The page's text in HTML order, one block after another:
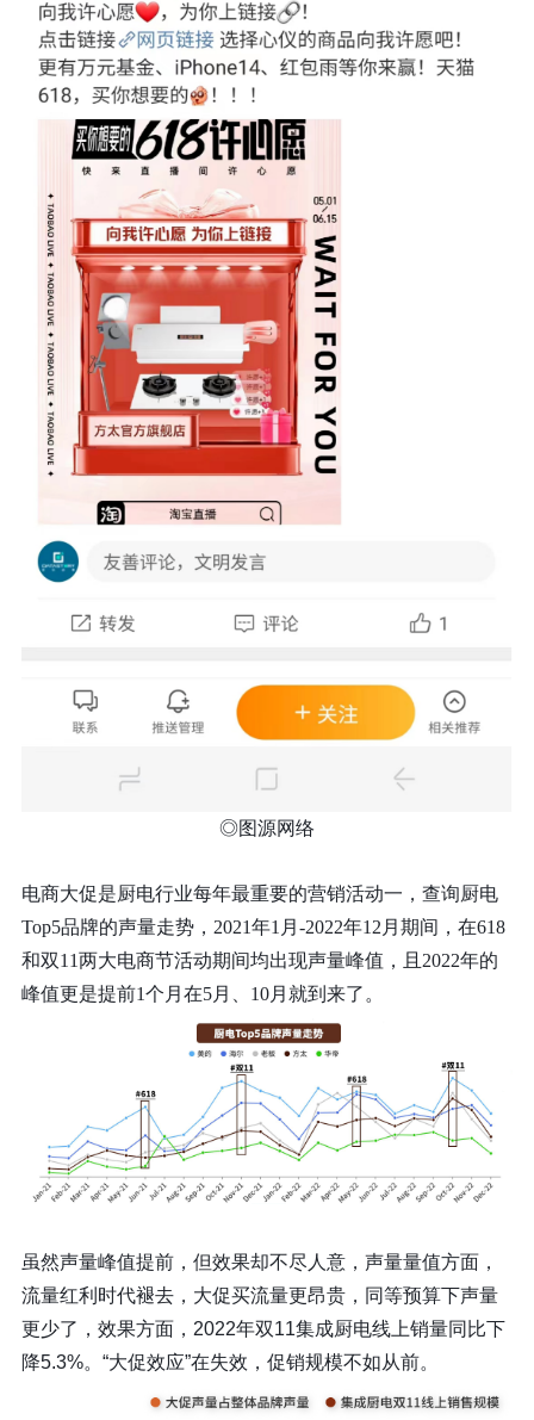
◎图源网络
电商大促是厨电行业每年最重要的营销活动一，查询厨电
Top5品牌的声量走势，2021年1月-2022年12月期间，在618
和双11两大电商节活动期间均出现声量峰值，且2022年的
峰值更是提前1个月在5月、10月就到来了。
虽然声量峰值提前，但效果却不尽人意，声量量值方面，
流量红利时代褪去，大促买流量更昂贵，同等预算下声量
更少了，效果方面，2022年双11集成厨电线上销量同比下
降5.3%。“大促效应”在失效，促销规模不如从前。